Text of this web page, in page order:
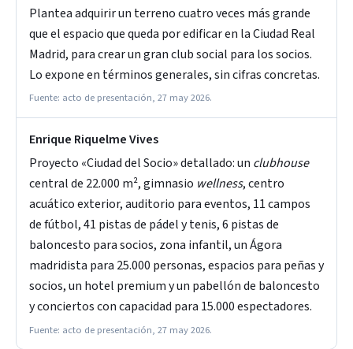
Plantea adquirir un terreno cuatro veces más grande
que el espacio que queda por edificar en la Ciudad Real
Madrid, para crear un gran club social para los socios.
Lo expone en términos generales, sin cifras concretas.
Fuente: acto de presentación, 27 may 2026.
Enrique Riquelme Vives
Proyecto «Ciudad del Socio» detallado: un clubhouse
central de 22.000 m², gimnasio wellness, centro
acuático exterior, auditorio para eventos, 11 campos
de fútbol, 41 pistas de pádel y tenis, 6 pistas de
baloncesto para socios, zona infantil, un Ágora
madridista para 25.000 personas, espacios para peñas y
socios, un hotel premium y un pabellón de baloncesto
y conciertos con capacidad para 15.000 espectadores.
Fuente: acto de presentación, 27 may 2026.